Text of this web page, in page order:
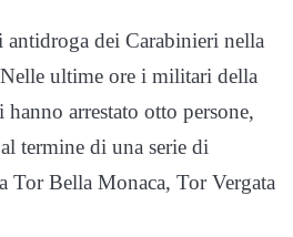
dei Carabinieri nella
ultime ore i militari della
arrestato otto persone,
termine di una serie di
Tor Bella Monaca, Tor Vergata